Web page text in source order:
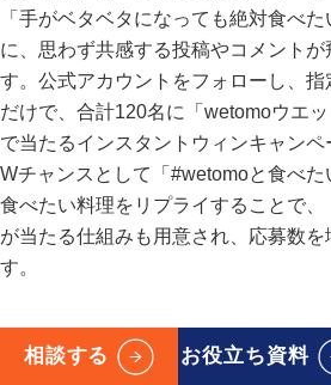
「手がベタベタになっても絶対食べ
に、思わず共感する投稿やコメント
す。公式アカウントをフォローし、
だけで、合計120名に「wetomoウエ
で当たるインスタントウィンキャンペ
Wチャンスとして「#wetomoと食べ
食べたい料理をリプライすることで、
が当たる仕組みも用意され、応募数を
す。
相談する お役立ち資料